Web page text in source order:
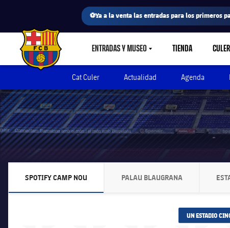
⚽Ya a la venta las entradas para los primeros
FC Barcelona club badge ENTRADAS Y MUSEOLABEL.SHARE.CARETDOWN
TIENDA
Cat Culer Actualidad Agenda
SPOTIFY CAMP NOU
LABEL.ARIA.CHEVRONRIGHT
PALAU BLAUGRANA
UN ESTADIO